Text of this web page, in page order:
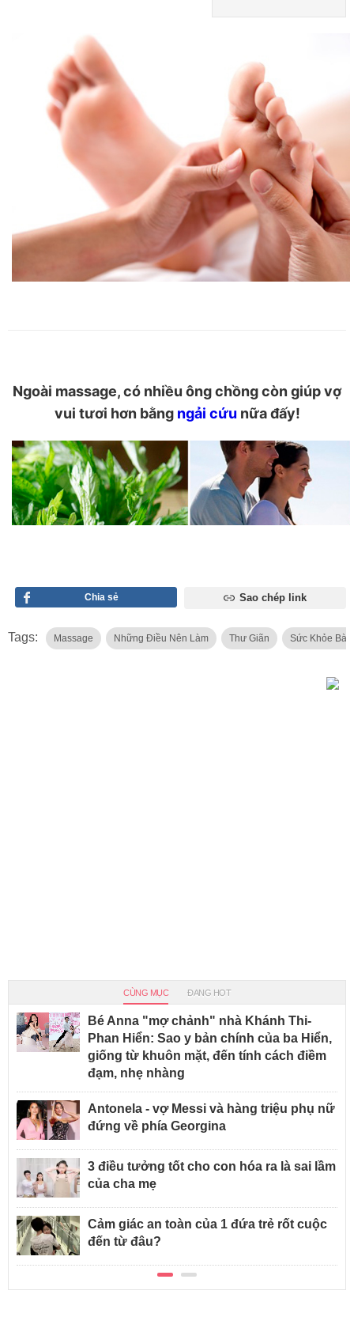
Ngoài massage, có nhiều ông chồng còn giúp vợ
vui tươi hơn bằng ngải cứu nữa đấy!
Chia sẻ Sao chép link
Tags: Massage Những Điều Nên Làm Thư Giãn Sức Khỏe Bà
CÙNG MỤC ĐANG HOT
Bé Anna "mợ chảnh" nhà Khánh Thi-
Phan Hiển: Sao y bản chính của ba Hiển,
giống từ khuôn mặt, đến tính cách điềm
đạm, nhẹ nhàng
Antonela - vợ Messi và hàng triệu phụ nữ
đứng về phía Georgina
3 điều tưởng tốt cho con hóa ra là sai lầm
của cha mẹ
Cảm giác an toàn của 1 đứa trẻ rốt cuộc
đến từ đâu?